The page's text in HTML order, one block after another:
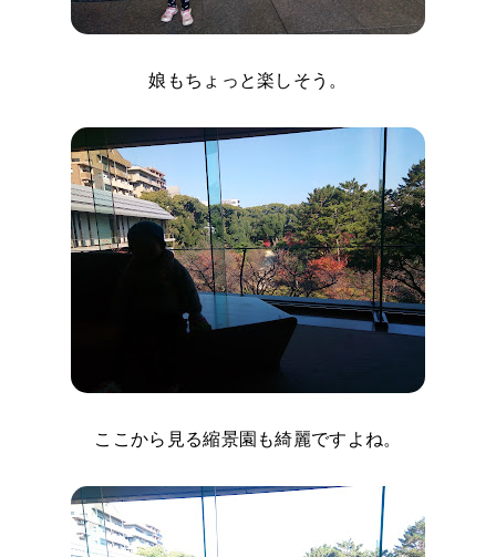
娘もちょっと楽しそう。
ここから見る縮景園も綺麗ですよね。